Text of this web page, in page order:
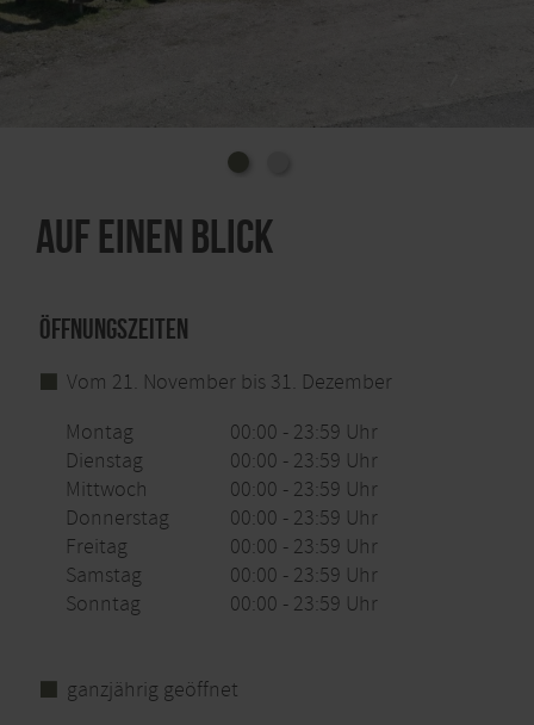
Auf einen Blick
Öffnungszeiten
Vom 21. November bis 31. Dezember
Montag
00:00 - 23:59 Uhr
Dienstag
00:00 - 23:59 Uhr
Mittwoch
00:00 - 23:59 Uhr
Donnerstag
00:00 - 23:59 Uhr
Freitag
00:00 - 23:59 Uhr
Samstag
00:00 - 23:59 Uhr
Sonntag
00:00 - 23:59 Uhr
ganzjährig geöffnet